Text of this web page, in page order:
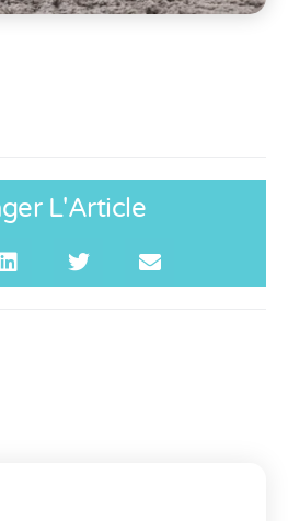
L'Article